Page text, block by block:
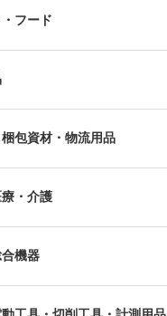
・フード
包資材・物流用品
・介護
機器